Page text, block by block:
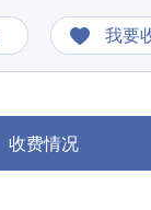
我要
收费情况